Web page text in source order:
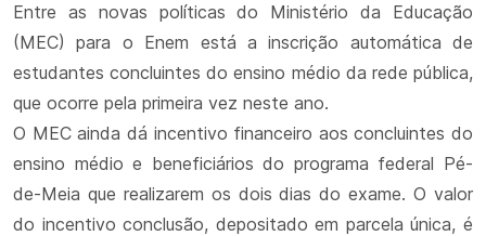
Entre as novas políticas do Ministério da Educação
(MEC) para o Enem está a inscrição automática de
estudantes concluintes do ensino médio da rede pública,
que ocorre pela primeira vez neste ano.
O MEC ainda dá incentivo financeiro aos concluintes do
ensino médio e beneficiários do programa federal Pé-
de-Meia que realizarem os dois dias do exame. O valor
do incentivo conclusão, depositado em parcela única, é